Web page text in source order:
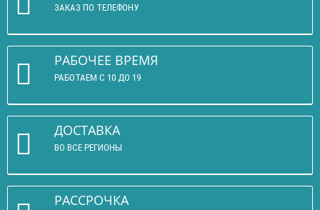
ЗАКАЗ ПО ТЕЛЕФОНУ
РАБОЧЕЕ ВРЕМЯ
РАБОТАЕМ С 10 ДО 19
ДОСТАВКА
ВО ВСЕ РЕГИОНЫ
РАССРОЧКА